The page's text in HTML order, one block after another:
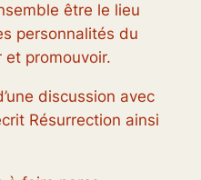
semble être le lieu
personnalités du
promouvoir.
discussion avec
Résurrection ainsi